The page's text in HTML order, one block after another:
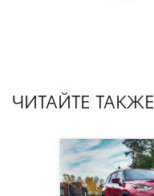
ЧИТАЙТЕ ТАКЖЕ